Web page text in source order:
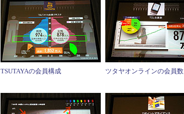
TSUTAYAの会員構成 ツタヤオンラインの会員数